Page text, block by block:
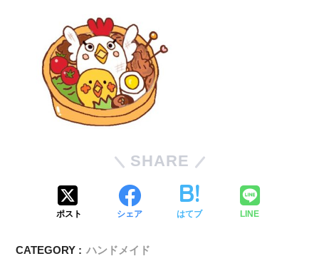
SHARE
ポスト シェア はてブ LINE
CATEGORY : ハンドメイド